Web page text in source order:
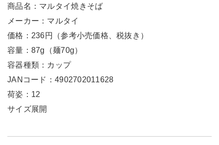
商品名：マルタイ焼きそば
メーカー：マルタイ
価格：236円（参考小売価格、税抜き）
容量：87g（麺70g）
容器種類：カップ
JANコード：4902702011628
荷姿：12
サイズ展開